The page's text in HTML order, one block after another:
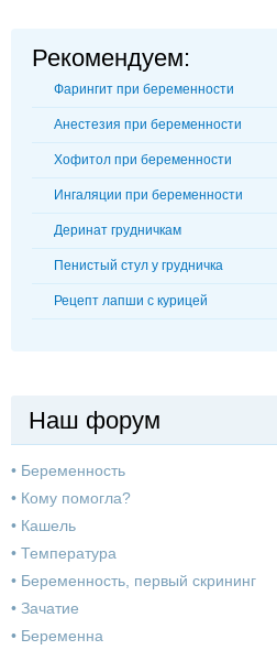
Рекомендуем:
Фарингит при беременности
Анестезия при беременности
Хофитол при беременности
Ингаляции при беременности
Деринат грудничкам
Пенистый стул у грудничка
Рецепт лапши с курицей
Наш форум
• Беременность
• Кому помогла?
• Кашель
• Температура
• Беременность, первый скрининг
• Зачатие
• Беременна